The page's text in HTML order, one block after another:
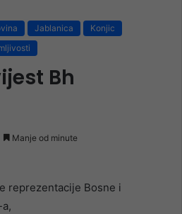
Jablanica
Konjic
Bh
Manje od minute
reprezentacije Bosne i